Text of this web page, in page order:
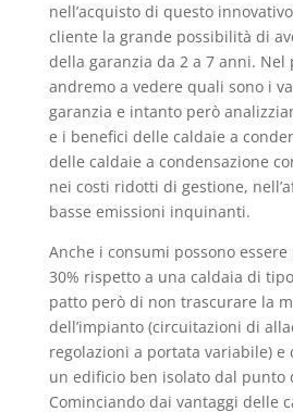
nell’acquisto di questo
cliente la grande possibilità di
della garanzia da 2 a 7 anni. Nel
andremo a vedere quali sono i
garanzia e intanto però
e i benefici delle caldaie a
delle caldaie a condensazione
nei costi ridotti di gestione,
basse emissioni inquinanti.
Anche i consumi possono
30% rispetto a una caldaia di
patto però di non trascurare la
dell’impianto (circuitazioni di
regolazioni a portata variabile) e
un edificio ben isolato dal punto
Cominciando dai vantaggi delle